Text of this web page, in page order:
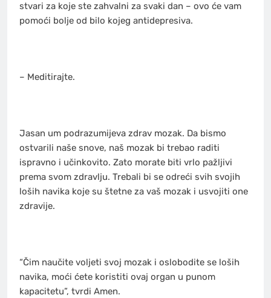
stvari za koje ste zahvalni za svaki dan – ovo će vam
pomoći bolje od bilo kojeg antidepresiva.
– Meditirajte.
Jasan um podrazumijeva zdrav mozak. Da bismo
ostvarili naše snove, naš mozak bi trebao raditi
ispravno i učinkovito. Zato morate biti vrlo pažljivi
prema svom zdravlju. Trebali bi se odreći svih svojih
loših navika koje su štetne za vaš mozak i usvojiti one
zdravije.
“Čim naučite voljeti svoj mozak i oslobodite se loših
navika, moći ćete koristiti ovaj organ u punom
kapacitetu”, tvrdi Amen.